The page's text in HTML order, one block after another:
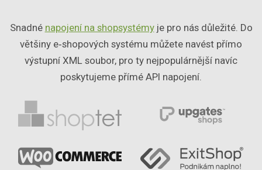
Snadné napojení na shopsystémyje pro nás důležité. Do
většiny e‑shopových systému můžete navést přímo
výstupní XML soubor, pro ty nejpopulárnější navíc
poskytujeme přímé API napojení.